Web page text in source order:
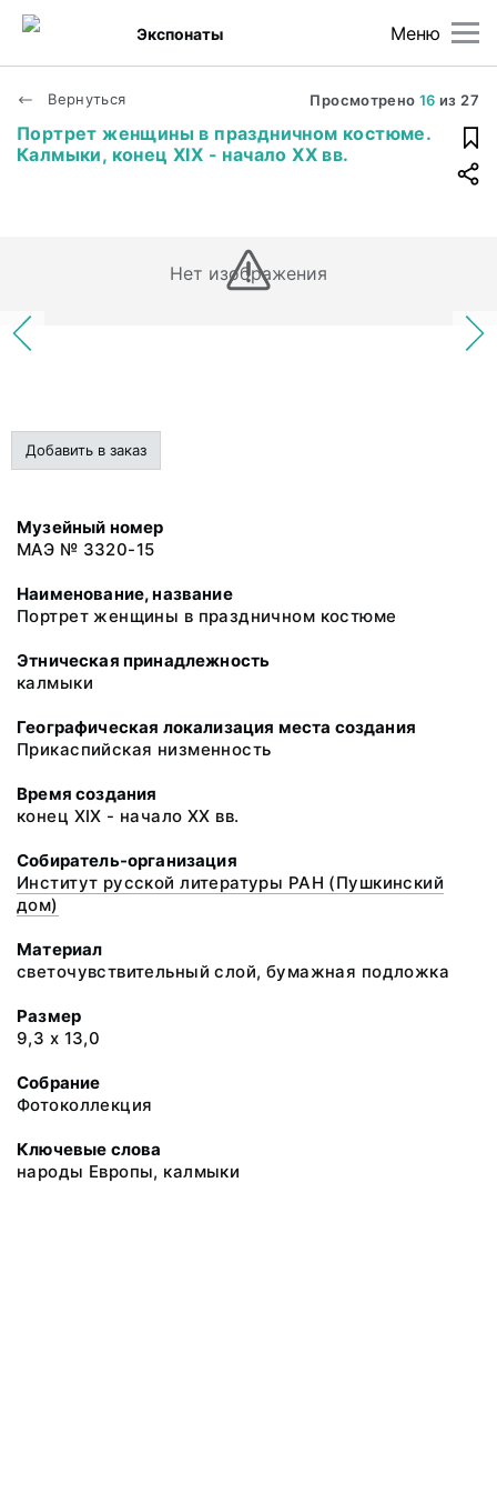
Меню
Экспонаты
Вернуться Просмотрено 16 из 27
Портрет женщины в праздничном костюме.
Калмыки, конец XIX - начало XX вв.
Нет изображения
Добавить в заказ
Музейный номер
МАЭ № 3320-15
Наименование, название
Портрет женщины в праздничном костюме
Этническая принадлежность
калмыки
Географическая локализация места создания
Прикаспийская низменность
Время создания
конец XIX - начало XX вв.
Собиратель-организация
Институт русской литературы РАН (Пушкинский
дом)
Материал
светочувствительный слой, бумажная подложка
Размер
9,3 х 13,0
Собрание
Фотоколлекция
Ключевые слова
народы Европы, калмыки